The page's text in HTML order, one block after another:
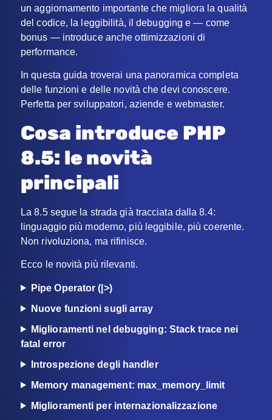
un aggiornamento importante che migliora la qualità
del codice, la leggibilità, il debugging e — come
bonus — introduce anche ottimizzazioni di
performance.
In questa guida troverai una panoramica completa
delle funzioni e delle novità che devi conoscere.
Perfetta per sviluppatori, aziende e webmaster.
Cosa introduce PHP
8.5: le novità
principali
La 8.5 segue la strada già tracciata dalla 8.4:
linguaggio più moderno, più leggibile, più coerente.
Non rivoluziona, ma rifinisce.
Ecco le novità più rilevanti.
Pipe Operator (|>)
Nuove funzioni sugli array
Miglioramenti nel debugging: Stack trace nei
fatal error
Introspezione degli handler
Memory management: max_memory_limit
Miglioramenti per internazionalizzazione